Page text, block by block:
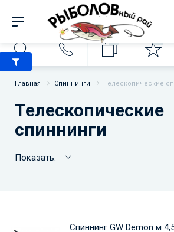
Главная Спиннинги Телескопические
Телескопические
спиннинги
Показать:
Спиннинг GW Demon м